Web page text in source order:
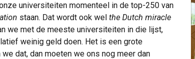
universiteiten momenteel in de top-250 van
staan. Dat wordt ook wel the Dutch miracle
we met de meeste universiteiten in die lijst,
weinig geld doen. Het is een grote
dat, dan moeten we ons nog meer dan